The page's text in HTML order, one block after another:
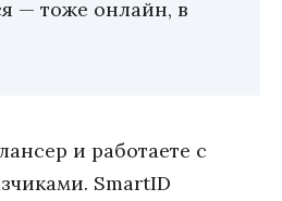
— тоже онлайн, в
и работаете с
SmartID